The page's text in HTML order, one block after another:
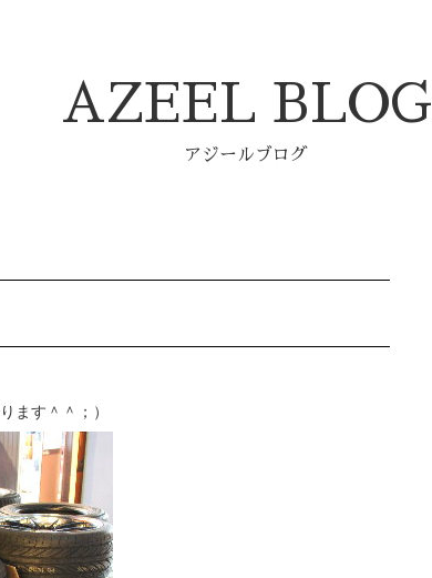
AZEEL BLOG
アジールブログ
ます＾＾；）